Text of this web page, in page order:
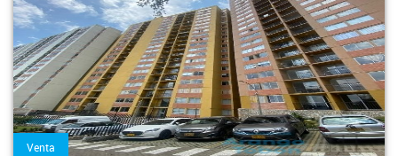
Venta